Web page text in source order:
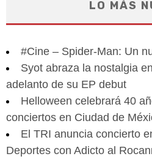
LO MÁS
#Cine – Spider-Man: Un
Syot abraza la nostalgia
adelanto de su EP debut
Helloween celebrará 40
conciertos en Ciudad de
El TRI anuncia concierto
Deportes con Adicto al